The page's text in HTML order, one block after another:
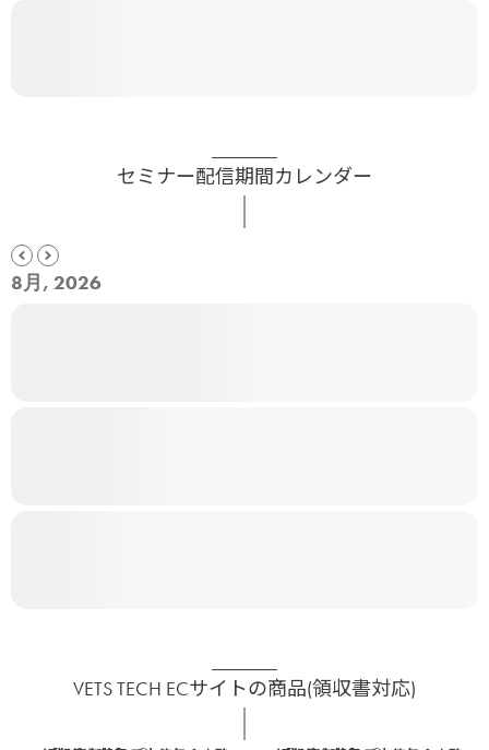
セミナー配信期間カレンダー
8月, 2026
VETS TECH ECサイトの商品(領収書対応)